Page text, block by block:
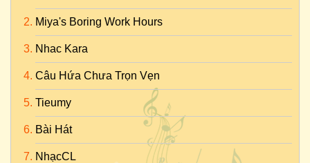
Miya's Boring Work Hours
Nhac Kara
Câu Hứa Chưa Trọn Vẹn
Tieumy
Bài Hát
NhạcCL